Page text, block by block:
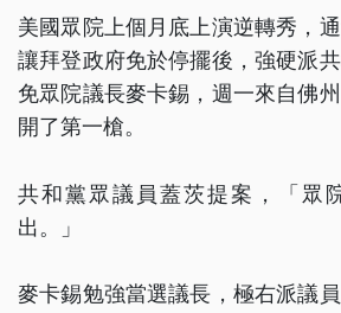
美國眾院上個月底上演逆轉秀，
讓拜登政府免於停擺後，強硬派
免眾院議長麥卡錫，週一來自佛
開了第一槍。
共和黨眾議員蓋茨提案，「眾
出。」
麥卡錫勉強當選議長，極右派議